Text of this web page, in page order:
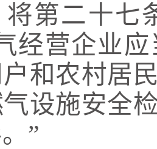
将第二十七
经营企业
和农村居
设施安全
”